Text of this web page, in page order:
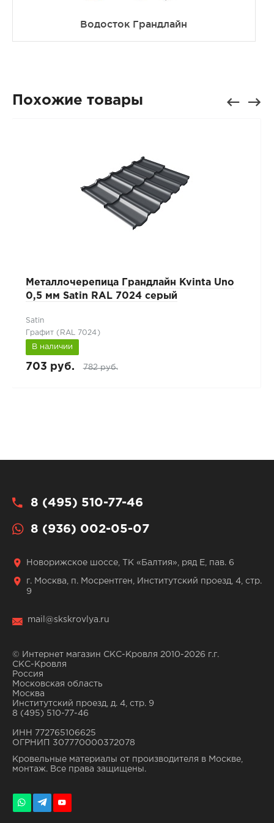
Водосток Грандлайн
Похожие товары
Металлочерепица Грандлайн Kvinta Uno
0,5 мм Satin RAL 7024 серый
Satin
Графит (RAL 7024)
В наличии
703 руб. 782 руб.
8 (495) 510-77-46
8 (936) 002-05-07
Новорижское шоссе, ТК «Балтия», ряд Е, пав. 6
г. Москва, п. Мосрентген, Институтский проезд, 4, стр.
9
mail@skskrovlya.ru
© Интернет магазин СКС-Кровля 2010-2026 г.г.
СКС-Кровля
Россия
Московская область
Москва
Институтский проезд, д. 4, стр. 9
8 (495) 510-77-46
ИНН 772765106625
ОГРНИП 307770000372078
Кровельные материалы от производителя в Москве,
монтаж. Все права защищены.